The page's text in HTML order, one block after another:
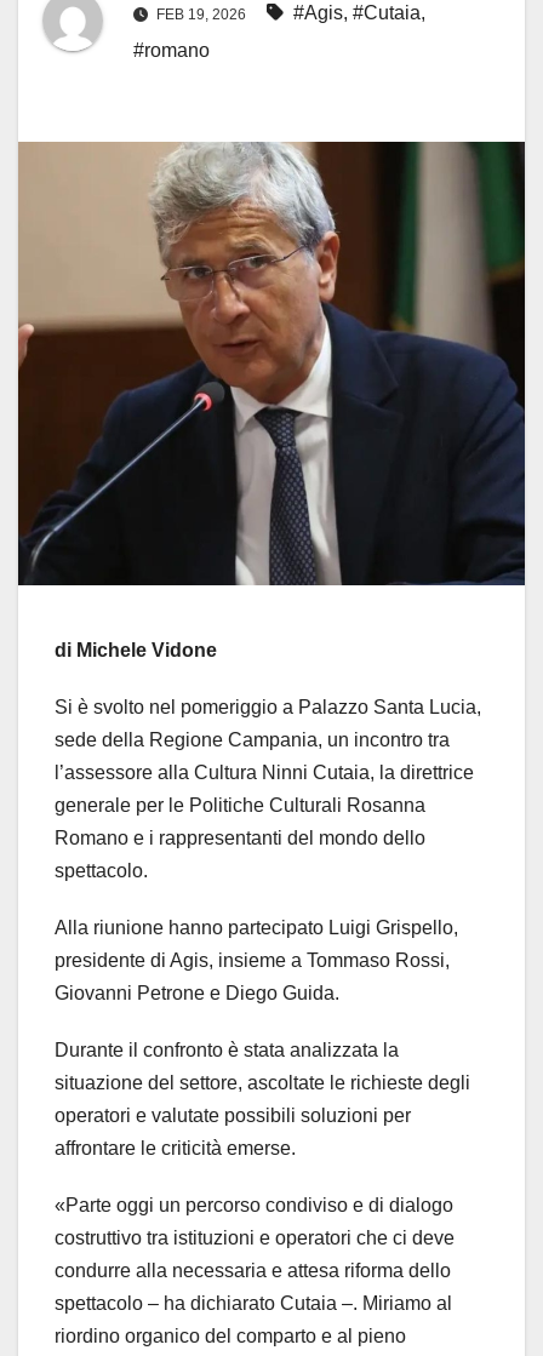
FEB 19, 2026 #Agis, #Cutaia,
#romano
di Michele Vidone
Si è svolto nel pomeriggio a Palazzo Santa Lucia,
sede della Regione Campania, un incontro tra
l’assessore alla Cultura Ninni Cutaia, la direttrice
generale per le Politiche Culturali Rosanna
Romano e i rappresentanti del mondo dello
spettacolo.
Alla riunione hanno partecipato Luigi Grispello,
presidente di Agis, insieme a Tommaso Rossi,
Giovanni Petrone e Diego Guida.
Durante il confronto è stata analizzata la
situazione del settore, ascoltate le richieste degli
operatori e valutate possibili soluzioni per
affrontare le criticità emerse.
«Parte oggi un percorso condiviso e di dialogo
costruttivo tra istituzioni e operatori che ci deve
condurre alla necessaria e attesa riforma dello
spettacolo – ha dichiarato Cutaia –. Miriamo al
riordino organico del comparto e al pieno